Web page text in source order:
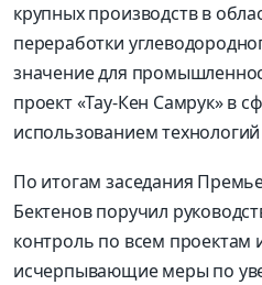
крупных производств в
переработки
значение для
проект «Тау-Кен Самрук» в
использованием
По итогам заседания
Бектенов поручил
контроль по всем проектам
исчерпывающие меры по